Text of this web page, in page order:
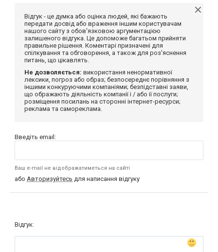
Відгук - це думка або оцінка людей, які бажають
передати досвід або враження іншим користувачам
нашого сайту з обов'язковою аргументацією
залишеного відгука. Це допоможе багатьом прийняти
правильне рішення. Коментарі призначені для
спілкування та обговорення, а також для роз'яснення
питань, що цікавлять.
Не дозволяється: використання ненормативної
лексики, погроз або образ; безпосереднє порівняння з
іншими конкуруючими компаніями; безпідставні заяви,
що ображають діяльність компанії і / або її послуги;
розміщення посилань на сторонні інтернет-ресурси;
реклама та самореклама.
Введіть email:
Ваш e-mail не відображатиметься на сайті
або Авторизуйтесь для написання відгуку
Відгук: